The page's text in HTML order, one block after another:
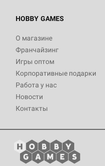
HOBBY GAMES
О магазине
Франчайзинг
Игры оптом
Корпоративные подарки
Работа у нас
Новости
Контакты